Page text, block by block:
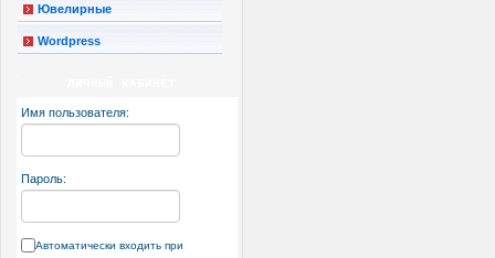
Ювелирные
Wordpress
Имя пользователя:
Пароль:
Автоматически входить при